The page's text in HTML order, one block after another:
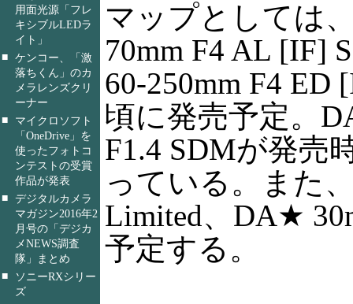
用面光源「フレ
キシブルLEDラ
イト」
■ ケンコー、「激
落ちくん」のカ
メラレンズクリ
ーナー
■
マイクロソフト
「OneDrive」を
使ったフォトコ
ンテストの受賞
作品が発表
■ デジタルカメラ
マガジン2016年2
月号の「デジカ
メNEWS調査
隊」まとめ
■
ソニーRXシリー
ズ
マップとしては
70mm F4 AL [IF]
60-250mm F4 ED
頃に発売予定。
F1.4 SDMが発売
っている。また
Limited、DA★
予定する。